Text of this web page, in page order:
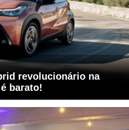
revolucionário na
barato!